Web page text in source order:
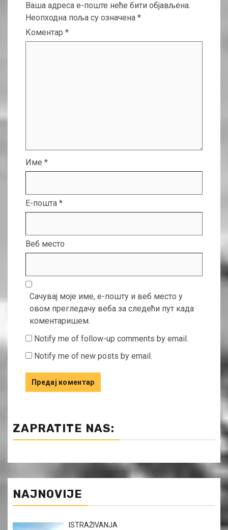
Ваша адреса е-поште неће бити објављена.
Неопходна поља су означена *
Коментар *
Име *
Е-пошта *
Веб место
Сачувај моје име, е-пошту и веб место у
овом прегледачу веба за следећи пут када
коментаришем.
Notify me of follow-up comments by email.
Notify me of new posts by email.
ZAPRATITE NAS:
NAJNOVIJE
ISTRAŽIVANJA